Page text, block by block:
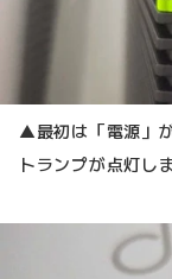
▲最初は「電源」
トランプが点灯し